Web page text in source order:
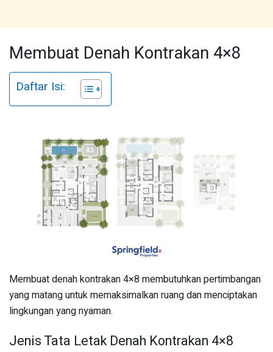
Membuat Denah Kontrakan 4×8
Daftar Isi:
Membuat denah kontrakan 4×8 membutuhkan pertimbangan
yang matang untuk memaksimalkan ruang dan menciptakan
lingkungan yang nyaman.
Jenis Tata Letak Denah Kontrakan 4×8